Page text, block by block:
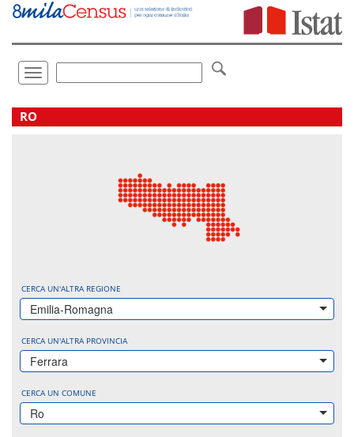
Vai
direttamente
Toggle
navigation
.
RO
CERCA UN'ALTRA REGIONE
Emilia-Romagna
CERCA UN'ALTRA PROVINCIA
Ferrara
CERCA UN COMUNE
Ro